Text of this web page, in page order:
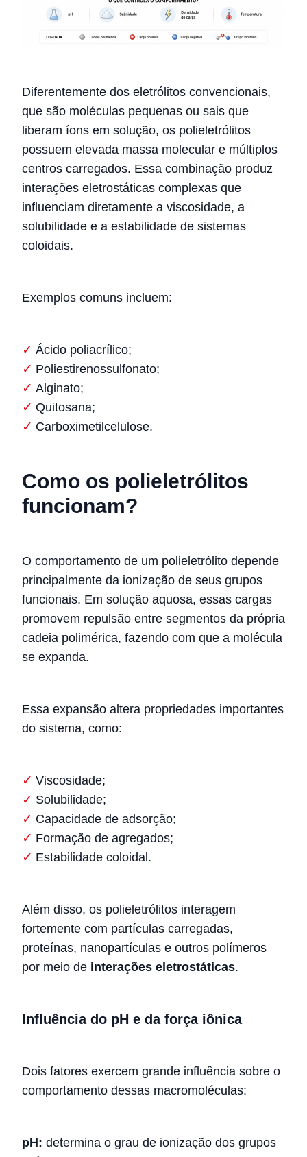
Diferentemente dos eletrólitos convencionais,
que são moléculas pequenas ou sais que
liberam íons em solução, os polieletrólitos
possuem elevada massa molecular e múltiplos
centros carregados. Essa combinação produz
interações eletrostáticas complexas que
influenciam diretamente a viscosidade, a
solubilidade e a estabilidade de sistemas
coloidais.
Exemplos comuns incluem:
Ácido poliacrílico;
Poliestirenossulfonato;
Alginato;
Quitosana;
Carboximetilcelulose.
Como os polieletrólitos
funcionam?
O comportamento de um polieletrólito depende
principalmente da ionização de seus grupos
funcionais. Em solução aquosa, essas cargas
promovem repulsão entre segmentos da própria
cadeia polimérica, fazendo com que a molécula
se expanda.
Essa expansão altera propriedades importantes
do sistema, como:
Viscosidade;
Solubilidade;
Capacidade de adsorção;
Formação de agregados;
Estabilidade coloidal.
Além disso, os polieletrólitos interagem
fortemente com partículas carregadas,
proteínas, nanopartículas e outros polímeros
por meio de interações eletrostáticas.
Influência do pH e da força iônica
Dois fatores exercem grande influência sobre o
comportamento dessas macromoléculas:
pH: determina o grau de ionização dos grupos